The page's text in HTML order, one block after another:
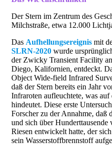
Der Stern im Zentrum des
Milchstraße, etwa 12.000
Das Aufhellungsereignis mit
SLRN-2020 wurde
der Zwicky Transient Facility
Diego, Kalifornien, entdeckt.
Object Wide-field Infrared
daß der Stern bereits ein Jahr
Infraroten aufleuchtete, was
hindeutet. Diese erste
Forscher zu der Annahme, daß
und sich über Hunderttausende
Riesen entwickelt hatte, der
sein Wasserstoffbrennstoff